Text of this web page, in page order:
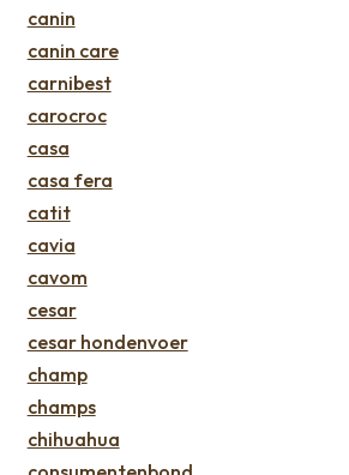
canin
canin care
carnibest
carocroc
casa
casa fera
catit
cavia
cavom
cesar
cesar hondenvoer
champ
champs
chihuahua